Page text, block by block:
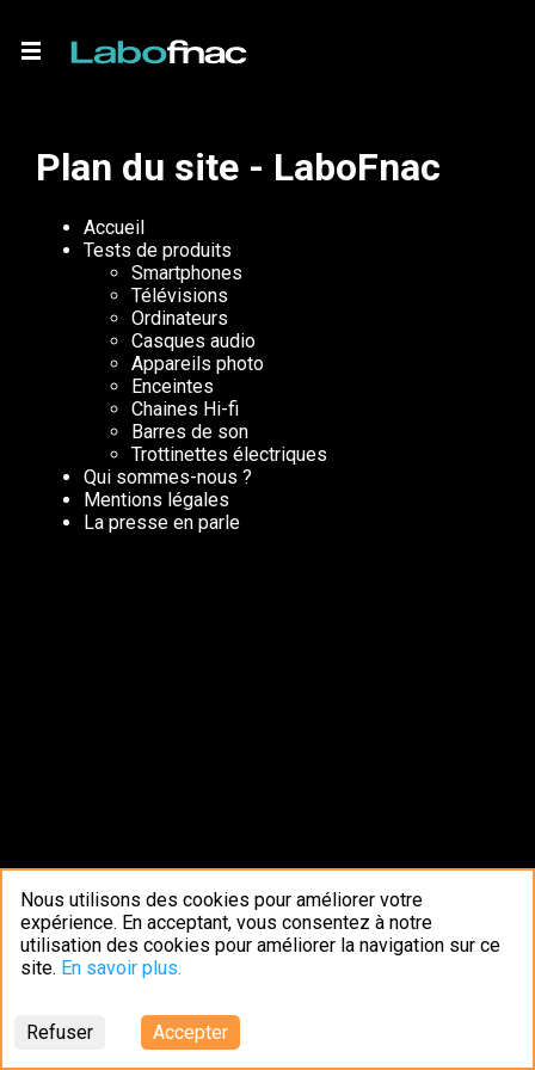
Nous utilisons des cookies pour améliorer votre
expérience. En acceptant, vous consentez à notre
utilisation des cookies pour améliorer la navigation sur ce
site. En savoir plus.
Refuser Accepter
Plan du site - LaboFnac
Accueil
Tests de produits
Smartphones
Télévisions
Ordinateurs
Casques audio
Appareils photo
Enceintes
Chaines Hi-fi
Barres de son
Trottinettes électriques
Qui sommes-nous ?
Mentions légales
La presse en parle
Plan du siteMentions légales